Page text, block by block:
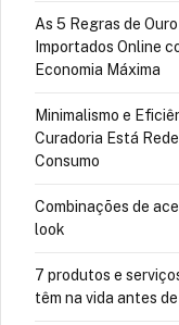
As 5 Regras de
Importados Online
Economia Máxima
Minimalismo e
Curadoria Está
Consumo
Combinações de
look
7 produtos e
têm na vida antes